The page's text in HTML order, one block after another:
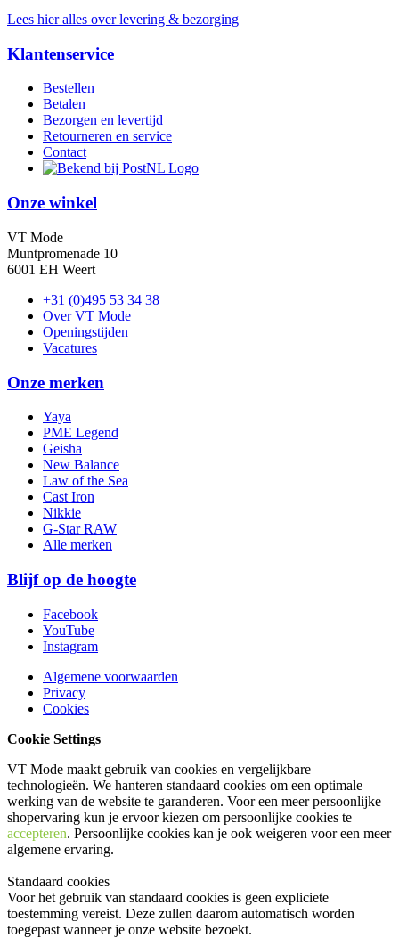
Lees hier alles over levering & bezorging
Klantenservice
Bestellen
Betalen
Bezorgen en levertijd
Retourneren en service
Contact
Onze winkel
VT Mode
Muntpromenade 10
6001 EH Weert
+31 (0)495 53 34 38
Over VT Mode
Openingstijden
Vacatures
Onze merken
Yaya
PME Legend
Geisha
New Balance
Law of the Sea
Cast Iron
Nikkie
G-Star RAW
Alle merken
Blijf op de hoogte
Facebook
YouTube
Instagram
Algemene voorwaarden
Privacy
Cookies
Cookie Settings
VT Mode maakt gebruik van cookies en vergelijkbare
technologieën. We hanteren standaard cookies om een optimale
werking van de website te garanderen. Voor een meer persoonlijke
shopervaring kun je ervoor kiezen om persoonlijke cookies te
accepteren. Persoonlijke cookies kan je ook weigeren voor een meer
algemene ervaring.
Standaard cookies
Voor het gebruik van standaard cookies is geen expliciete
toestemming vereist. Deze zullen daarom automatisch worden
toegepast wanneer je onze website bezoekt.